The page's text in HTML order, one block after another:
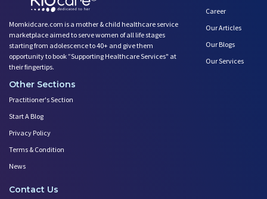
Momkidcare.com is a mother & child healthcare service
marketplace aimed to serve women of all life stages
starting from adolescence to 40+ and give them
opportunity to book ”Supporting Healthcare Services" at
their fingertips.
Career
Our Articles
Our Blogs
Our Services
Other Sections
Practitioner's Section
Start A Blog
Privacy Policy
Terms & Condition
News
Contact Us